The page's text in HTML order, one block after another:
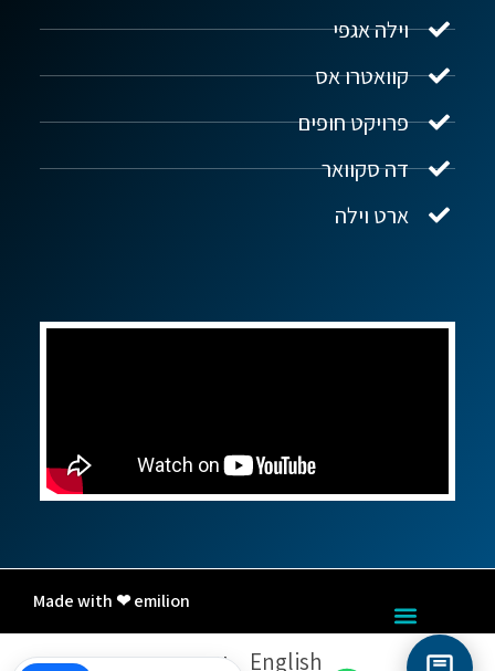
וילה אגפי
קוואטרו אס
פרויקט חופים
דה סקוואר
ארט וילה
Made with ❤ emilion
English עברית
נדל"ן ביוון G.R.E
שלום! איך אפשר לעזור?